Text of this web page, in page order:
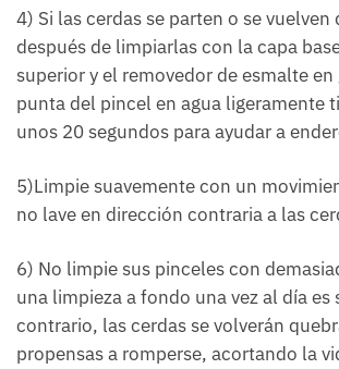
4) Si las cerdas se parten o se vuelven
después de limpiarlas con la capa
superior y el removedor de esmalte
punta del pincel en agua ligeramente
unos 20 segundos para ayudar a
5)Limpie suavemente con un
no lave en dirección contraria a las
6) No limpie sus pinceles con
una limpieza a fondo una vez al día es
contrario, las cerdas se volverán
propensas a romperse, acortando la